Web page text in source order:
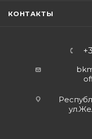
КОНТАКТЫ